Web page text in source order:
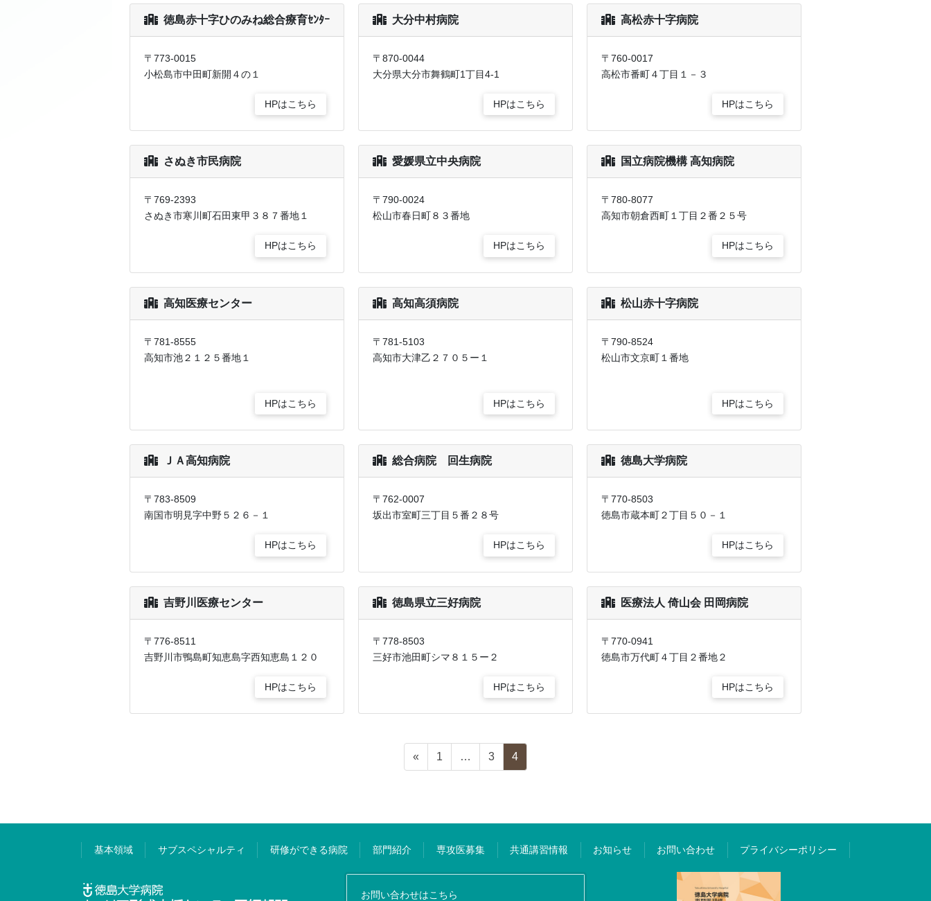
徳島赤十字ひのみね総合療育ｾﾝﾀｰ
〒773-0015
小松島市中田町新開４の１
HPはこちら
大分中村病院
〒870-0044
大分県大分市舞鶴町1丁目4-1
HPはこちら
高松赤十字病院
〒760-0017
高松市番町４丁目１－３
HPはこちら
さぬき市民病院
〒769-2393
さぬき市寒川町石田東甲３８７番地１
HPはこちら
愛媛県立中央病院
〒790-0024
松山市春日町８３番地
HPはこちら
国立病院機構 高知病院
〒780-8077
高知市朝倉西町１丁目２番２５号
HPはこちら
高知医療センター
〒781-8555
高知市池２１２５番地１
HPはこちら
高知高須病院
〒781-5103
高知市大津乙２７０５ー１
HPはこちら
松山赤十字病院
〒790-8524
松山市文京町１番地
HPはこちら
ＪＡ高知病院
〒783-8509
南国市明見字中野５２６－１
HPはこちら
総合病院 回生病院
〒762-0007
坂出市室町三丁目５番２８号
HPはこちら
徳島大学病院
〒770-8503
徳島市蔵本町２丁目５０－１
HPはこちら
吉野川医療センター
〒776-8511
吉野川市鴨島町知恵島字西知恵島１２０
HPはこちら
徳島県立三好病院
〒778-8503
三好市池田町シマ８１５ー２
HPはこちら
医療法人 倚山会 田岡病院
〒770-0941
徳島市万代町４丁目２番地２
HPはこちら
« 1 … 3 4
基本領域 サブスペシャルティ 研修ができる病院 部門紹介 専攻医募集 共通講習情報 お知らせ お問い合わせ プライバシーポリシー
お問い合わせはこちら